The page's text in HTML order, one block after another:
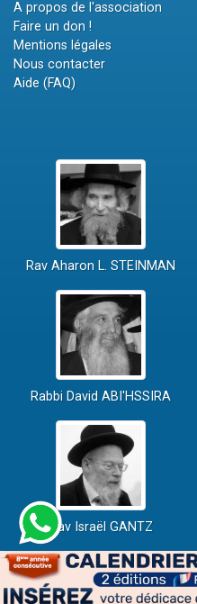
A propos de l'association
Faire un don !
Mentions légales
Nous contacter
Aide (FAQ)
Rav Aharon L. STEINMAN
Rabbi David ABI'HSSIRA
Rav Israël GANTZ